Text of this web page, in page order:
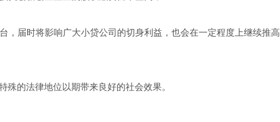
，届时将影响广大小贷公司的切身利益，也会在一定程度上继续推高
殊的法律地位以期带来良好的社会效果。